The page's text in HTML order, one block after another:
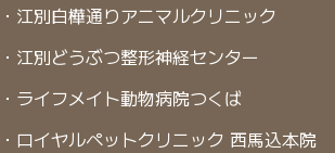
・江別白樺通りアニマルクリニック
・江別どうぶつ整形神経センター
・ライフメイト動物病院つくば
・ロイヤルペットクリニック 西馬込本院